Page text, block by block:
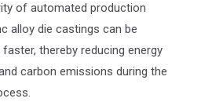
of automated production
alloy die castings can be
thereby reducing energy
carbon emissions during the